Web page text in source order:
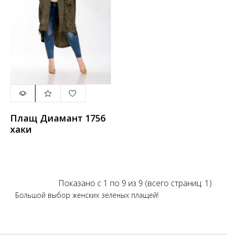
Плащ Диамант 1756
хаки
Показано с 1 по 9 из 9 (всего страниц: 1)
Большой выбор женских зеленых плащей!